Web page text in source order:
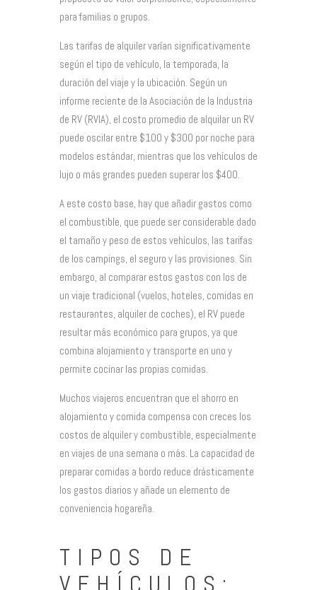
para familias o grupos.
Las tarifas de alquiler varían significativamente
según el tipo de vehículo, la temporada, la
duración del viaje y la ubicación. Según un
informe reciente de la Asociación de la Industria
de RV (RVIA), el costo promedio de alquilar un RV
puede oscilar entre $100 y $300 por noche para
modelos estándar, mientras que los vehículos de
lujo o más grandes pueden superar los $400.
A este costo base, hay que añadir gastos como
el combustible, que puede ser considerable dado
el tamaño y peso de estos vehículos, las tarifas
de los campings, el seguro y las provisiones. Sin
embargo, al comparar estos gastos con los de
un viaje tradicional (vuelos, hoteles, comidas en
restaurantes, alquiler de coches), el RV puede
resultar más económico para grupos, ya que
combina alojamiento y transporte en uno y
permite cocinar las propias comidas.
Muchos viajeros encuentran que el ahorro en
alojamiento y comida compensa con creces los
costos de alquiler y combustible, especialmente
en viajes de una semana o más. La capacidad de
preparar comidas a bordo reduce drásticamente
los gastos diarios y añade un elemento de
conveniencia hogareña.
TIPOS DE